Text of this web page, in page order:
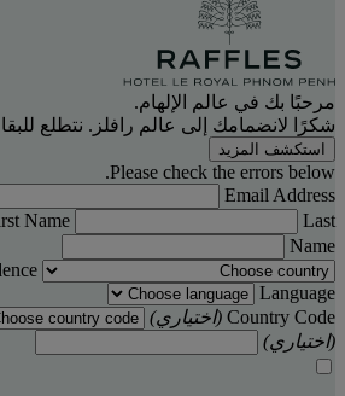
مرحبًا بك في عالم الإلهام.
شكرًا لانضمامك إلى عالم رافلز. نتطلع
استكشف المزيد
Please check the errors below.
Email Address
Name
Last
Name
Language
Country Code (اختياري)
(اختياري)